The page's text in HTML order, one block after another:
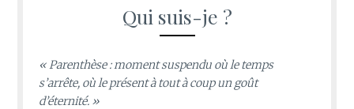
Qui suis-je ?
« Parenthèse : moment suspendu où le temps
s’arrête, où le présent à tout à coup un goût
d’éternité. »